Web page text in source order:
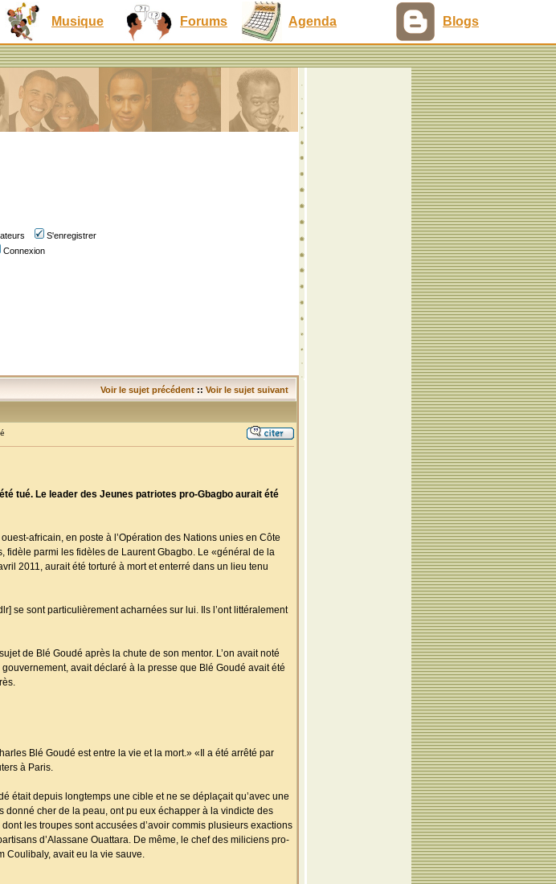
Musique Forums Agenda Blogs
S'enregistrer
Connexion
Voir le sujet précédent :: Voir le sujet suivant
tué. Le leader des Jeunes patriotes pro-Gbagbo aurait été
africain, en poste à l’Opération des Nations unies en Côte
fidèle parmi les fidèles de Laurent Gbagbo. Le «général de la
2011, aurait été torturé à mort et enterré dans un lieu tenu
se sont particulièrement acharnées sur lui. Ils l’ont littéralement
de Blé Goudé après la chute de son mentor. L’on avait noté
avait déclaré à la presse que Blé Goudé avait été
Blé Goudé est entre la vie et la mort.» «Il a été arrêté par
à Paris.
était depuis longtemps une cible et ne se déplaçait qu’avec une
donné cher de la peau, ont pu eux échapper à la vindicte des
les troupes sont accusées d’avoir commis plusieurs exactions
d’Alassane Ouattara. De même, le chef des miliciens pro-
Coulibaly, avait eu la vie sauve.